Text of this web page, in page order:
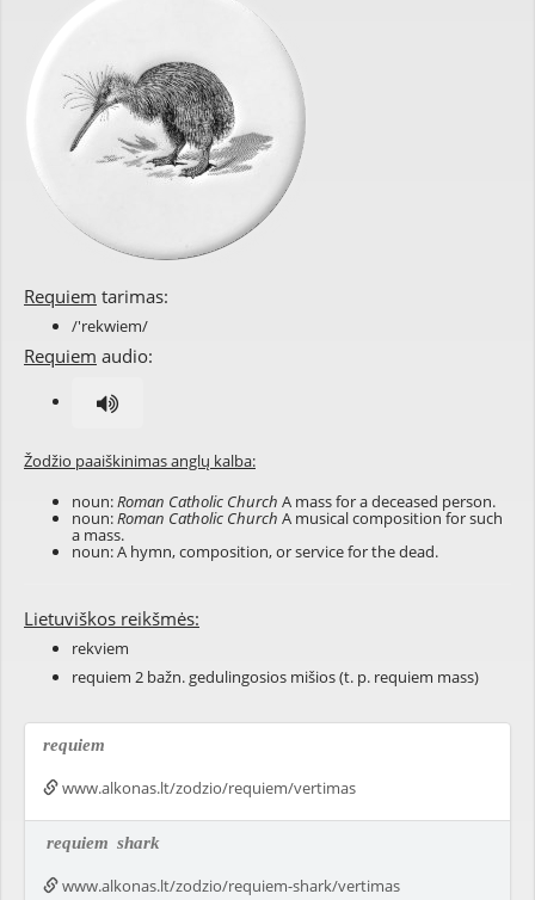
Requiem tarimas:
/'rekwiem/
Requiem audio:
Žodžio paaiškinimas anglų kalba:
noun:Roman Catholic Church A mass for a deceased person.
noun:Roman Catholic Church A musical composition for such
a mass.
noun: A hymn, composition, or service for the dead.
Lietuviškos reikšmės:
rekviem
requiem 2 bažn. gedulingosios mišios (t. p. requiem mass)
requiem
www.alkonas.lt/zodzio/requiem/vertimas
requiem shark
www.alkonas.lt/zodzio/requiem-shark/vertimas